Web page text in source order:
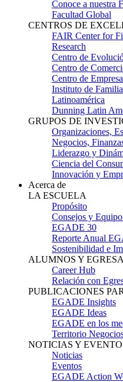
Conoce a nuestra
Facultad Global
CENTROS DE
FAIR Center for
Research
Centro de
Centro de
Centro de
Instituto de
Latinoamérica
Dunning Latin
GRUPOS DE
Organizaciones,
Negocios,
Liderazgo y
Ciencia del
Innovación y
Acerca de
LA ESCUELA
Propósito
Consejos y
EGADE 30
Reporte Anual
Sostenibilidad e
ALUMNOS Y
Career Hub
Relación con
PUBLICACIONES
EGADE Insights
EGADE Ideas
EGADE en los
Territorio
NOTICIAS Y
Noticias
Eventos
EGADE Action